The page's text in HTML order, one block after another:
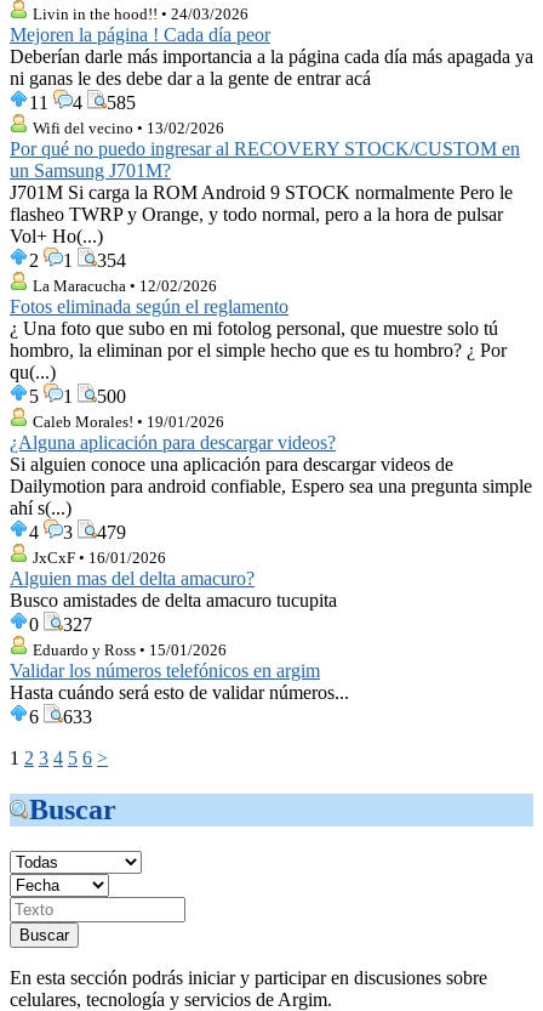
Livin in the hood!! • 24/03/2026
Mejoren la página ! Cada día peor
Deberían darle más importancia a la página cada día más apagada ya
ni ganas le des debe dar a la gente de entrar acá
11
4 585
Wifi del vecino • 13/02/2026
Por qué no puedo ingresar al RECOVERY STOCK/CUSTOM en
un Samsung J701M?
J701M Si carga la ROM Android 9 STOCK normalmente Pero le
flasheo TWRP y Orange, y todo normal, pero a la hora de pulsar
Vol+ Ho(...)
2
1 354
La Maracucha • 12/02/2026
Fotos eliminada según el reglamento
¿ Una foto que subo en mi fotolog personal, que muestre solo tú
hombro, la eliminan por el simple hecho que es tu hombro? ¿ Por
qu(...)
5
1 500
Caleb Morales! • 19/01/2026
¿Alguna aplicación para descargar videos?
Si alguien conoce una aplicación para descargar videos de
Dailymotion para android confiable, Espero sea una pregunta simple
ahí s(...)
4
3 479
JxCxF • 16/01/2026
Alguien mas del delta amacuro?
Busco amistades de delta amacuro tucupita
0
327
Eduardo y Ross • 15/01/2026
Validar los números telefónicos en argim
Hasta cuándo será esto de validar números...
6
633
1 2 3 4 5 6 >
Buscar
En esta sección podrás iniciar y participar en discusiones sobre
celulares, tecnología y servicios de Argim.